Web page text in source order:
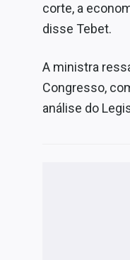
corte, a
disse Tebet.
A ministra
Congresso,
análise do